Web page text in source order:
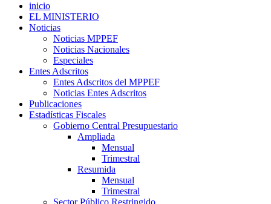
inicio
EL MINISTERIO
Noticias
Noticias MPPEF
Noticias Nacionales
Especiales
Entes Adscritos
Entes Adscritos del MPPEF
Noticias Entes Adscritos
Publicaciones
Estadísticas Fiscales
Gobierno Central Presupuestario
Ampliada
Mensual
Trimestral
Resumida
Mensual
Trimestral
Sector Público Restringido